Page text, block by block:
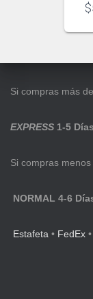
$
Si compras más
EXPRESS 1-5
Si compras
NORMAL 4-6
Estafeta • FedEx •